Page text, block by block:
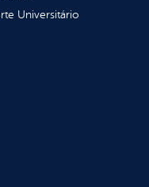
Universitário